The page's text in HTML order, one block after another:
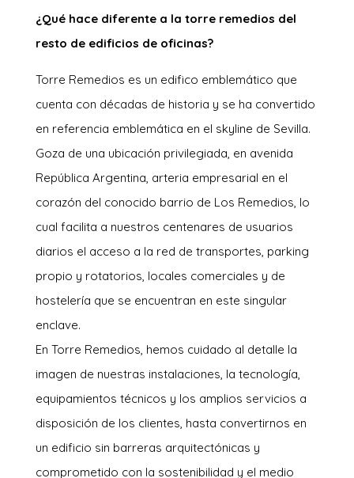
¿Qué hace diferente a la torre remedios del
resto de edificios de oficinas?
Torre Remedios es un edifico emblemático que
cuenta con décadas de historia y se ha convertido
en referencia emblemática en el skyline de Sevilla.
Goza de una ubicación privilegiada, en avenida
República Argentina, arteria empresarial en el
corazón del conocido barrio de Los Remedios, lo
cual facilita a nuestros centenares de usuarios
diarios el acceso a la red de transportes, parking
propio y rotatorios, locales comerciales y de
hostelería que se encuentran en este singular
enclave.
En Torre Remedios, hemos cuidado al detalle la
imagen de nuestras instalaciones, la tecnología,
equipamientos técnicos y los amplios servicios a
disposición de los clientes, hasta convertirnos en
un edificio sin barreras arquitectónicas y
comprometido con la sostenibilidad y el medio